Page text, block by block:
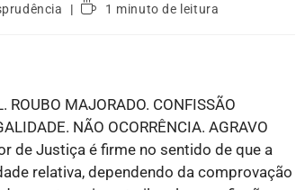
1 minuto de leitura
ROUBO MAJORADO. CONFISSÃO
NÃO OCORRÊNCIA. AGRAVO
de Justiça é firme no sentido de que a
relativa, dependendo da comprovação